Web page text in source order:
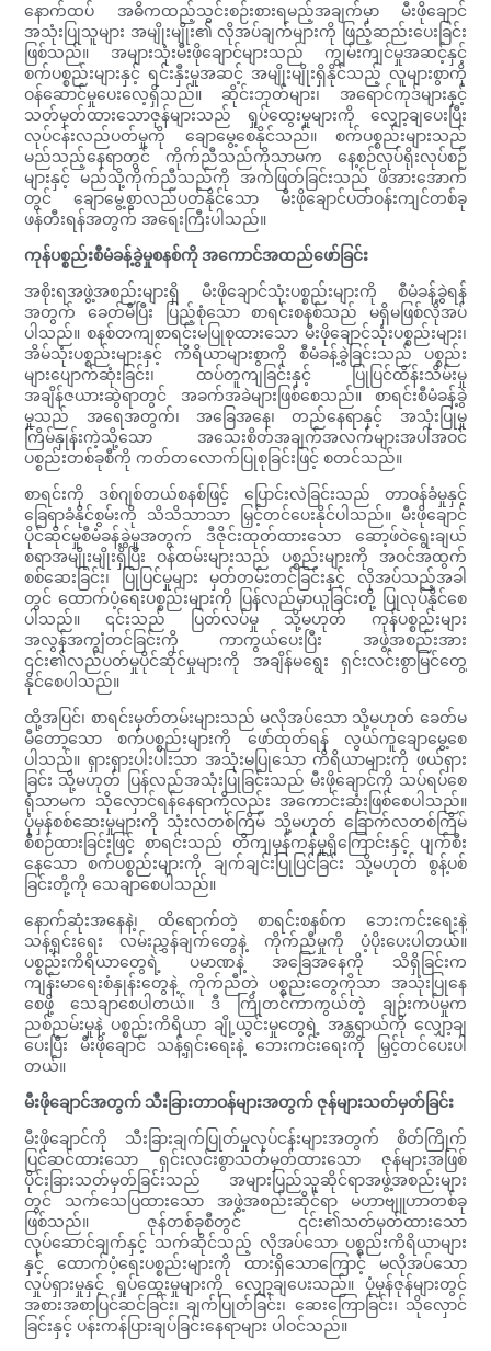
နောက်ထပ် အဓိကထည့်သွင်းစဉ်းစားရမည့်အချက်မှာ မီးဖိုချောင်
အသုံးပြုသူများ အမျိုးမျိုး၏ လိုအပ်ချက်များကို ဖြည့်ဆည်းပေးခြင်း
ဖြစ်သည်။ အများသုံးမီးဖိုချောင်များသည် ကျွမ်းကျင်မှုအဆင့်နှင့်
စက်ပစ္စည်းများနှင့် ရင်းနှီးမှုအဆင့် အမျိုးမျိုးရှိနိုင်သည့် လူများစွာကို
ဝန်ဆောင်မှုပေးလေ့ရှိသည်။ ဆိုင်းဘုတ်များ၊ အရောင်ကုဒ်များနှင့်
သတ်မှတ်ထားသောဇုန်များသည် ရှုပ်ထွေးမှုများကို လျှော့ချပေးပြီး
လုပ်ငန်းလည်ပတ်မှုကို ချောမွေ့စေနိုင်သည်။ စက်ပစ္စည်းများသည်
မည်သည့်နေရာတွင် ကိုက်ညီသည်ကိုသာမက နေ့စဉ်လုပ်ရိုးလုပ်စဉ်
များနှင့် မည်သို့ကိုက်ညီသည်ကို အကဲဖြတ်ခြင်းသည် ဖိအားအောက်
တွင် ချောမွေ့စွာလည်ပတ်နိုင်သော မီးဖိုချောင်ပတ်ဝန်းကျင်တစ်ခု
ဖန်တီးရန်အတွက် အရေးကြီးပါသည်။
ကုန်ပစ္စည်းစီမံခန့်ခွဲမှုစနစ်ကို အကောင်အထည်ဖော်ခြင်း
အစိုးရအဖွဲ့အစည်းများရှိ မီးဖိုချောင်သုံးပစ္စည်းများကို စီမံခန့်ခွဲရန်
အတွက် ခေတ်မီပြီး ပြည့်စုံသော စာရင်းစနစ်သည် မရှိမဖြစ်လိုအပ်
ပါသည်။ စနစ်တကျစာရင်းမပြုစုထားသော မီးဖိုချောင်သုံးပစ္စည်းများ၊
အိမ်သုံးပစ္စည်းများနှင့် ကိရိယာများစွာကို စီမံခန့်ခွဲခြင်းသည် ပစ္စည်း
များပျောက်ဆုံးခြင်း၊ ထပ်တူကျခြင်းနှင့် ပြုပြင်ထိန်းသိမ်းမှု
အချိန်ဇယားဆွဲရာတွင် အခက်အခဲများဖြစ်စေသည်။ စာရင်းစီမံခန့်ခွဲ
မှုသည် အရေအတွက်၊ အခြေအနေ၊ တည်နေရာနှင့် အသုံးပြုမှု
ကြိမ်နှုန်းကဲ့သို့သော အသေးစိတ်အချက်အလက်များအပါအဝင်
ပစ္စည်းတစ်ခုစီကို ကတ်တလောက်ပြုစုခြင်းဖြင့် စတင်သည်။
စာရင်းကို ဒစ်ဂျစ်တယ်စနစ်ဖြင့် ပြောင်းလဲခြင်းသည် တာဝန်ခံမှုနှင့်
ခြေရာခံနိုင်စွမ်းကို သိသိသာသာ မြှင့်တင်ပေးနိုင်ပါသည်။ မီးဖိုချောင်
ပိုင်ဆိုင်မှုစီမံခန့်ခွဲမှုအတွက် ဒီဇိုင်းထုတ်ထားသော ဆော့ဖ်ဝဲရွေးချယ်
စရာအမျိုးမျိုးရှိပြီး ဝန်ထမ်းများသည် ပစ္စည်းများကို အဝင်အထွက်
စစ်ဆေးခြင်း၊ ပြုပြင်မှုများ မှတ်တမ်းတင်ခြင်းနှင့် လိုအပ်သည့်အခါ
တွင် ထောက်ပံ့ရေးပစ္စည်းများကို ပြန်လည်မှာယူခြင်းတို့ ပြုလုပ်နိုင်စေ
ပါသည်။ ၎င်းသည် ပြတ်လပ်မှု သို့မဟုတ် ကုန်ပစ္စည်းများ
အလွန်အကျွံတင်ခြင်းကို ကာကွယ်ပေးပြီး အဖွဲ့အစည်းအား
၎င်း၏လည်ပတ်မှုပိုင်ဆိုင်မှုများကို အချိန်မရွေး ရှင်းလင်းစွာမြင်တွေ့
နိုင်စေပါသည်။
ထို့အပြင်၊ စာရင်းမှတ်တမ်းများသည် မလိုအပ်သော သို့မဟုတ် ခေတ်မ
မီတော့သော စက်ပစ္စည်းများကို ဖော်ထုတ်ရန် လွယ်ကူချောမွေ့စေ
ပါသည်။ ရှားရှားပါးပါးသာ အသုံးမပြုသော ကိရိယာများကို ဖယ်ရှား
ခြင်း သို့မဟုတ် ပြန်လည်အသုံးပြုခြင်းသည် မီးဖိုချောင်ကို သပ်ရပ်စေ
ရုံသာမက သိုလှောင်ရန်နေရာကိုလည်း အကောင်းဆုံးဖြစ်စေပါသည်။
ပုံမှန်စစ်ဆေးမှုများကို သုံးလတစ်ကြိမ် သို့မဟုတ် ခြောက်လတစ်ကြိမ်
စီစဉ်ထားခြင်းဖြင့် စာရင်းသည် တိကျမှန်ကန်မှုရှိကြောင်းနှင့် ပျက်စီး
နေသော စက်ပစ္စည်းများကို ချက်ချင်းပြုပြင်ခြင်း သို့မဟုတ် စွန့်ပစ်
ခြင်းတို့ကို သေချာစေပါသည်။
နောက်ဆုံးအနေနဲ့၊ ထိရောက်တဲ့ စာရင်းစနစ်က ဘေးကင်းရေးနဲ့
သန့်ရှင်းရေး လမ်းညွှန်ချက်တွေနဲ့ ကိုက်ညီမှုကို ပံ့ပိုးပေးပါတယ်။
ပစ္စည်းကိရိယာတွေရဲ့ ပမာဏနဲ့ အခြေအနေကို သိရှိခြင်းက
ကျန်းမာရေးစံနှုန်းတွေနဲ့ ကိုက်ညီတဲ့ ပစ္စည်းတွေကိုသာ အသုံးပြုနေ
စေဖို့ သေချာစေပါတယ်။ ဒီ ကြိုတင်ကာကွယ်တဲ့ ချဉ်းကပ်မှုက
ညစ်ညမ်းမှုနဲ့ ပစ္စည်းကိရိယာ ချို့ယွင်းမှုတွေရဲ့ အန္တရာယ်ကို လျှော့ချ
ပေးပြီး မီးဖိုချောင် သန့်ရှင်းရေးနဲ့ ဘေးကင်းရေးကို မြှင့်တင်ပေးပါ
တယ်။
မီးဖိုချောင်အတွက် သီးခြားတာဝန်များအတွက် ဇုန်များသတ်မှတ်ခြင်း
မီးဖိုချောင်ကို သီးခြားချက်ပြုတ်မှုလုပ်ငန်းများအတွက် စိတ်ကြိုက်
ပြင်ဆင်ထားသော ရှင်းလင်းစွာသတ်မှတ်ထားသော ဇုန်များအဖြစ်
ပိုင်းခြားသတ်မှတ်ခြင်းသည် အများပြည်သူဆိုင်ရာအဖွဲ့အစည်းများ
တွင် သက်သေပြထားသော အဖွဲ့အစည်းဆိုင်ရာ မဟာဗျူဟာတစ်ခု
ဖြစ်သည်။ ဇုန်တစ်ခုစီတွင် ၎င်း၏သတ်မှတ်ထားသော
လုပ်ဆောင်ချက်နှင့် သက်ဆိုင်သည့် လိုအပ်သော ပစ္စည်းကိရိယာများ
နှင့် ထောက်ပံ့ရေးပစ္စည်းများကို ထားရှိသောကြောင့် မလိုအပ်သော
လှုပ်ရှားမှုနှင့် ရှုပ်ထွေးမှုများကို လျှော့ချပေးသည်။ ပုံမှန်ဇုန်များတွင်
အစားအစာပြင်ဆင်ခြင်း၊ ချက်ပြုတ်ခြင်း၊ ဆေးကြောခြင်း၊ သိုလှောင်
ခြင်းနှင့် ပန်းကန်ပြားချပ်ခြင်းနေရာများ ပါဝင်သည်။